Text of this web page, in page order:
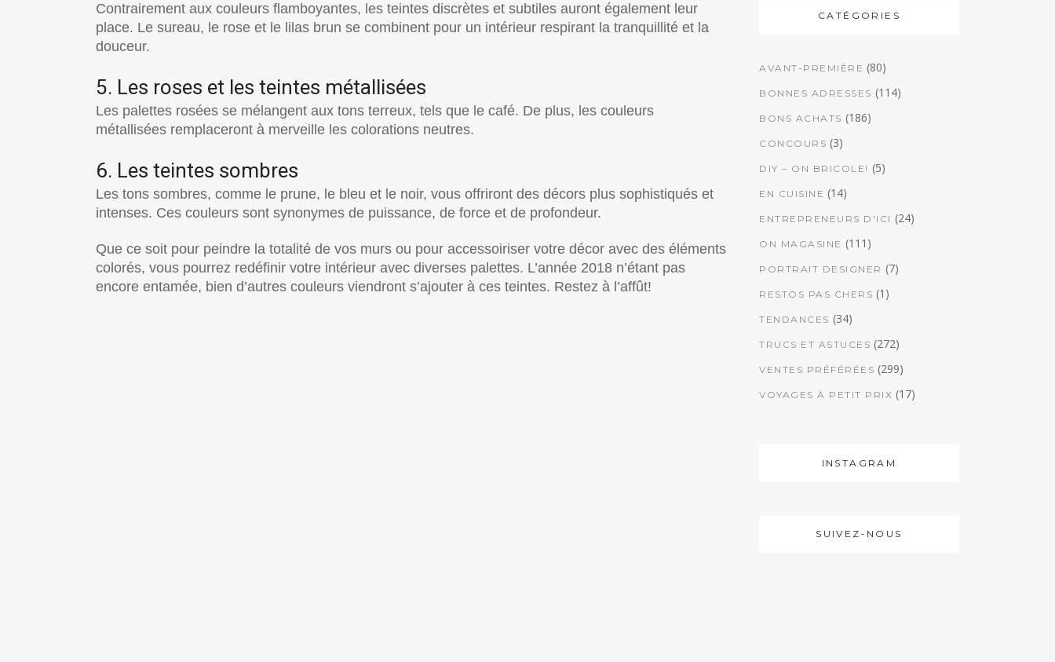
Contrairement aux couleurs flamboyantes, les teintes discrètes et subtiles auront également leur
place. Le sureau, le rose et le lilas brun se combinent pour un intérieur respirant la tranquillité et la
douceur.
5. Les roses et les teintes métallisées
Les palettes rosées se mélangent aux tons terreux, tels que le café. De plus, les couleurs
métallisées remplaceront à merveille les colorations neutres.
6. Les teintes sombres
Les tons sombres, comme le prune, le bleu et le noir, vous offriront des décors plus sophistiqués et
intenses. Ces couleurs sont synonymes de puissance, de force et de profondeur.
Que ce soit pour peindre la totalité de vos murs ou pour accessoiriser votre décor avec des éléments
colorés, vous pourrez redéfinir votre intérieur avec diverses palettes. L’année 2018 n’étant pas
encore entamée, bien d’autres couleurs viendront s’ajouter à ces teintes. Restez à l’affût!
CATÉGORIES
AVANT-PREMIÈRE (80)
BONNES ADRESSES (114)
BONS ACHATS (186)
CONCOURS (3)
DIY – ON BRICOLE! (5)
EN CUISINE (14)
ENTREPRENEURS D'ICI (24)
ON MAGASINE (111)
PORTRAIT DESIGNER (7)
RESTOS PAS CHERS (1)
TENDANCES (34)
TRUCS ET ASTUCES (272)
VENTES PRÉFÉRÉES (299)
VOYAGES À PETIT PRIX (17)
INSTAGRAM
SUIVEZ-NOUS